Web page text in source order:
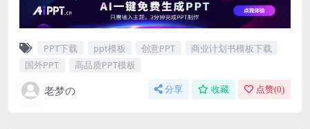
PPT下载 ppt模板 创意PPT
商业计划书模板下载
国外PPT
高品质PPT模板
老梦の 分享 收藏 点赞(0)